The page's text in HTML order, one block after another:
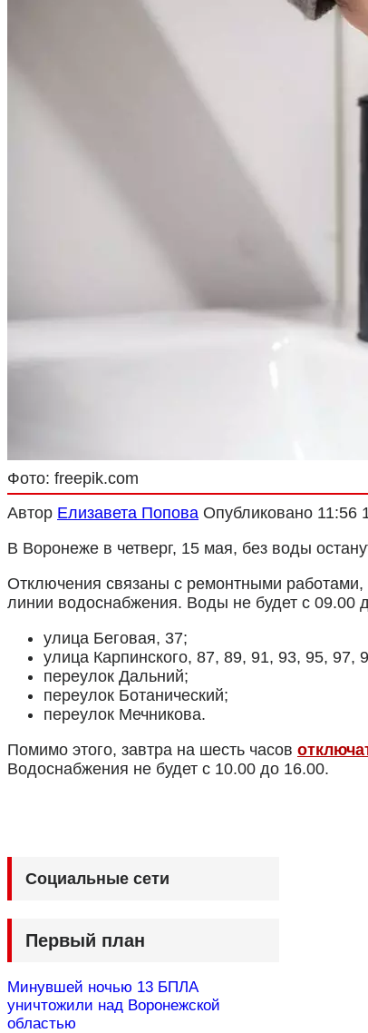
Фото: freepik.com
Автор Елизавета Попова Опубликовано 11:56
В Воронеже в четверг, 15 мая, без воды
Отключения связаны с ремонтными
линии водоснабжения. Воды не будет с 09.00
улица Беговая, 37;
улица Карпинского, 87, 89, 91, 93, 95, 97,
переулок Дальний;
переулок Ботанический;
переулок Мечникова.
Помимо этого, завтра на шесть часов
Водоснабжения не будет с 10.00 до 16.00.
Социальные сети
Первый план
Минувшей ночью 13 БПЛА
уничтожили над Воронежской
областью